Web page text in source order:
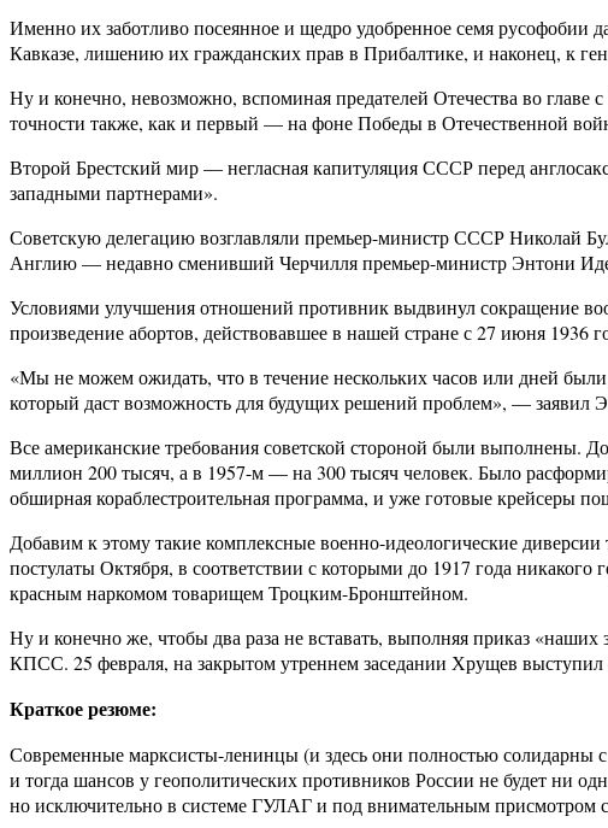
Именно их заботливо посеянное и щедро удобренное семя русофобии
Кавказе, лишению их гражданских прав в Прибалтике, и наконец, к
Ну и конечно, невозможно, вспоминая предателей Отечества во
точности также, как и первый — на фоне Победы в Отечественной
Второй Брестский мир — негласная капитуляция СССР перед
западными партнерами».
Советскую делегацию возглавляли премьер-министр СССР Николай
Англию — недавно сменивший Черчилля премьер-министр Энтони
Условиями улучшения отношений противник выдвинул сокращение
произведение абортов, действовавшее в нашей стране с 27 июня 1936
«Мы не можем ожидать, что в течение нескольких часов или дней
который даст возможность для будущих решений проблем», — заявил
Все американские требования советской стороной были выполнены.
миллион 200 тысяч, а в 1957-м — на 300 тысяч человек. Было
обширная кораблестроительная программа, и уже готовые крейсеры
Добавим к этому такие комплексные военно-идеологические
постулаты Октября, в соответствии с которыми до 1917 года
красным наркомом товарищем Троцким-Бронштейном.
Ну и конечно же, чтобы два раза не вставать, выполняя приказ
КПСС. 25 февраля, на закрытом утреннем заседании Хрущев
Краткое резюме:
Современные марксисты-ленинцы (и здесь они полностью солидарны с
и тогда шансов у геополитических противников России не будет ни
но исключительно в системе ГУЛАГ и под внимательным присмотром